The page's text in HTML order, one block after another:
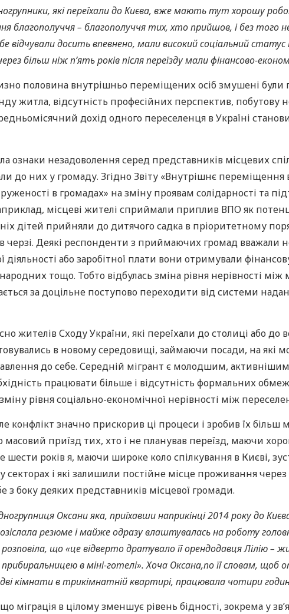
які переїхали до Києва, вже мають тут хорошу
– благополуччя тих, хто прийшов, і без того не
відчували досить впевнено, мали високий соціальний
більш ніж п’ять років після переїзду мали фінансово-
половина внутрішньо переміщених осіб змушені були
житла, відсутність професійних перспектив,
дохід одного переселенця в Україні
ознаки незадоволення серед представників місцевих
до них у громаду. Згідно Звіту «Внутрішнє
в громадах» на зміну проявам солідарності та
місцеві жителі сприймали приплив ВПО як
дітей прийняли до дитячого садка в пріоритетному
в черзі. Деякі респонденти з приймаючих громад
або заробітної плати вони отримували
тощо. Тобто відбулась зміна рівня нерівності
за доцільне поступово переходити від системи
жителів Сходу України, які переїхали до столиці або
в новому середовищі, займаючи посади, на які
до себе. Середній мігрант є молодшим,
працювати більше і відсутність формальних
рівня соціально-економічної нерівності між
конфлікт значно прискорив ці процеси і зробив їх
приїзд тих, хто і не планував переїзд, маючи
років я, маючи широке коло спілкування в Києві,
і які залишили постійне місце проживання через
з боку деяких представників місцевої громади.
Оксани яка, приїхавши наприкінці 2014 року до
резюме і майже одразу влаштувалась на роботу
що «це відверто дратувало її орендодавця Лілію
в міні-готелі». Хоча Оксана,по її словам,
дві кімнати в трикімнатній квартирі, працювала чотири
міграція в цілому зменшує рівень бідності, зокрема у